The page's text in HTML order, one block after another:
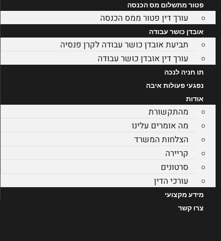
פטור מתשלום מס הכנסה
עורך דין פטור ממס הכנסה
אובדן כושר עבודה
תביעת אובדן כושר עבודה לקרן פנסיה
עורך דין אובדן כושר עבודה
תו חניה לנכה
נפגעי פעולות איבה
אודות
מהתקשורת
מה אומרים עלינו
הצלחות המשרד
קריירה
סרטונים
עורכי הדין
מידע מקצועי
צרו קשר